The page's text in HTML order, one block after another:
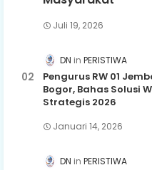
Juli 19, 2026
DN PERISTIWA
Pengurus RW 01
Bogor, Bahas Solusi
Strategis 2026
Januari 14, 2026
DN PERISTIWA